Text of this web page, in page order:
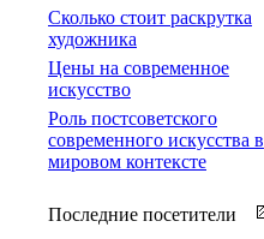
Сколько стоит раскрутка
художника
Цены на современное
искусство
Роль постсоветского
современного искусства в
мировом контексте
Последние посетители